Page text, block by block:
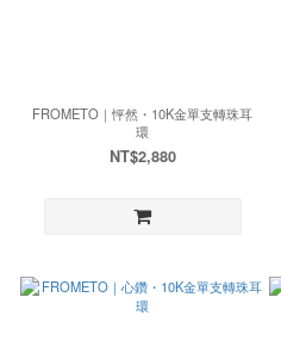
FROMETO｜怦然・10K金單支轉珠耳
環
NT$2,880